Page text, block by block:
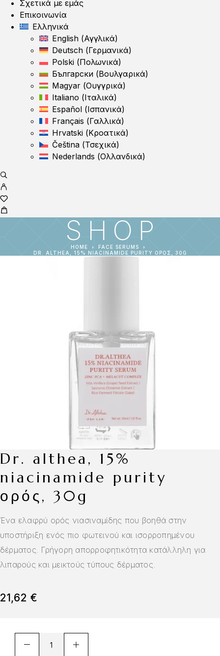
Σχετικά με εμάς
Επικοινωνία
Ελληνικά
English (Αγγλικά)
Deutsch (Γερμανικά)
Polski (Πολωνικά)
Български (Βουλγαρικά)
Magyar (Ουγγρικά)
Italiano (Ιταλικά)
Español (Ισπανικά)
Français (Γαλλικά)
Hrvatski (Κροατικά)
Čeština (Τσεχικά)
Nederlands (Ολλανδικά)
SHOP
HOME
FACE SERUMS
DR. ALTHEA, 15% NIACINAMIDE PURITY ΟΡΌΣ, 30G
dr. althea, 15%
niacinamide purity
ορός, 30g
Ένα ελαφρύ ορός νιασιναμίδης που βοηθά στην
υποστήριξη ενός πιο φωτεινού και ισορροπημένου
δέρματος. Γρήγορη απορροφητικότητα κατάλληλη για
λιπαρούς και μεικτούς τύπους δέρματος.
21,62 €